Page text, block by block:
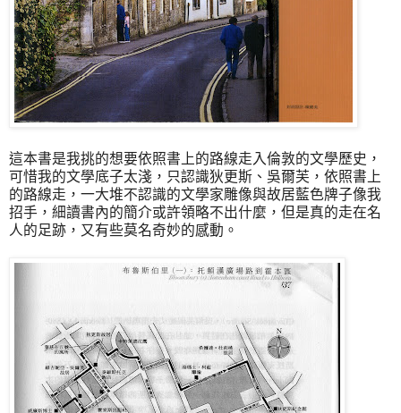
這本書是我挑的想要依照書上的路線走入倫敦的文學歷史，
可惜我的文學底子太淺，只認識狄更斯、吳爾芙，依照書上
的路線走，一大堆不認識的文學家雕像與故居藍色牌子像我
招手，細讀書內的簡介或許領略不出什麼，但是真的走在名
人的足跡，又有些莫名奇妙的感動。